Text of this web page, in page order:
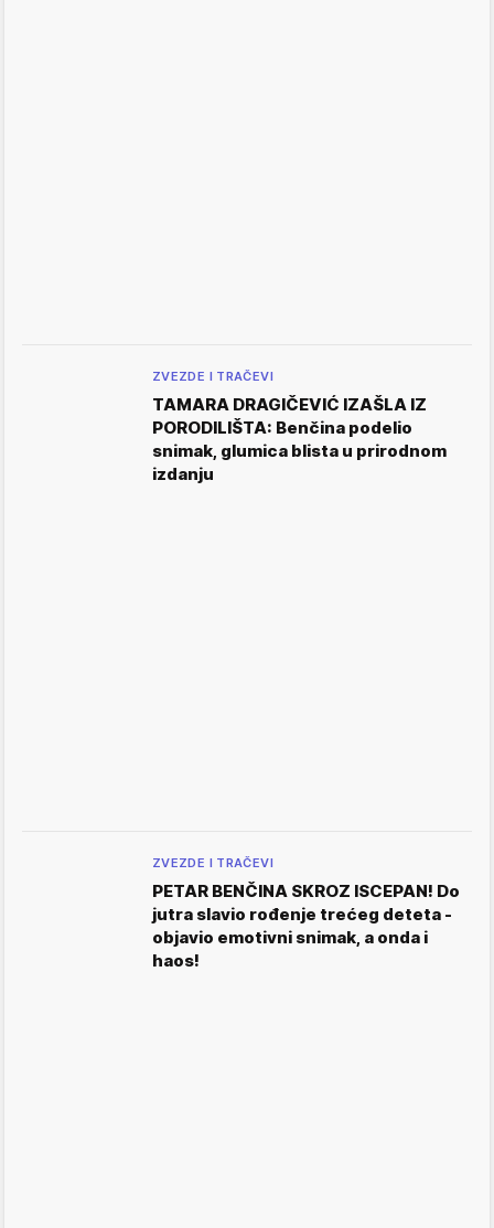
ZVEZDE I TRAČEVI
TAMARA DRAGIČEVIĆ IZAŠLA IZ
PORODILIŠTA: Benčina podelio
snimak, glumica blista u prirodnom
izdanju
ZVEZDE I TRAČEVI
PETAR BENČINA SKROZ ISCEPAN! Do
jutra slavio rođenje trećeg deteta -
objavio emotivni snimak, a onda i
haos!